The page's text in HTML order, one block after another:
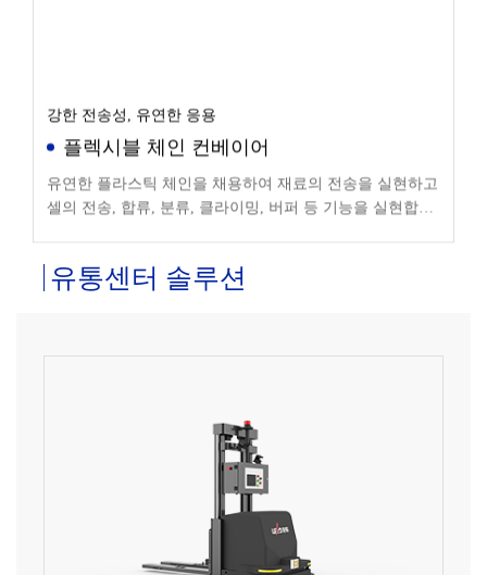
강한 전송성, 유연한 응용
플렉시블 체인 컨베이어
유연한 플라스틱 체인을 채용하여 재료의 전송을 실현하고
셀의 전송, 합류, 분류, 클라이밍, 버퍼 등 기능을 실현합니
유통센터 솔루션